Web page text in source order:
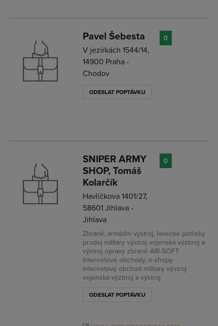
Pavel Šebesta
V jezírkách 1544/14,
14900 Praha -
Chodov
ODESLAT POPTÁVKU
0
SNIPER ARMY
SHOP, Tomáš
Kolarčík
Havlíčkova 1401/27,
58601 Jihlava -
Jihlava
Zbraně, armádní výstroj, lovecké potřeby
prodej military výstroj vojenská výzbroj a
výstroj opravy zbraně AIR-SOFT
Internetové obchody, e-shopy
internetový obchod military výstroj
vojenská výzbroj a výstroj
ODESLAT POPTÁVKU
0